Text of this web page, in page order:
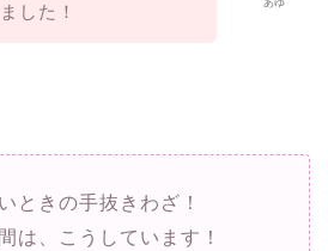
した！
ときの手抜きわざ！
は、こうしています！